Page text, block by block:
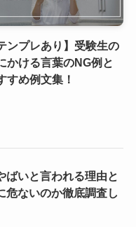
ンプレあり】受験生の
かける言葉のNG例と
すめ例文集！
ばいと言われる理由と
危ないのか徹底調査し